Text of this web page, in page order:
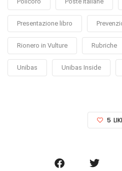
Presentazione libro
Rionero in Vulture Rubriche
Unibas Unibas Inside
5